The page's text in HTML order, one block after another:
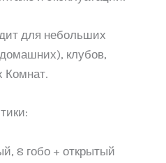
для небольших
клубов,
Комнат.
8 гобо + открытый